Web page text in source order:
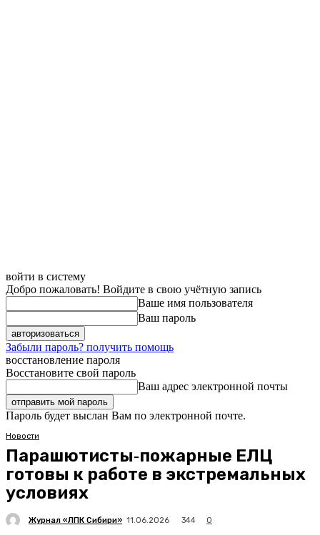
войти в систему
Добро пожаловать! Войдите в свою учётную запись
Ваше имя пользователя
Ваш пароль
Забыли пароль? получить помощь
восстановление пароля
Восстановите свой пароль
Ваш адрес электронной почты
Пароль будет выслан Вам по электронной почте.
Новости
Парашютисты‑пожарные ЕЛЦ
готовы к работе в экстремальных
условиях
Журнал «ЛПК Сибири» 11.06.2026 344 0